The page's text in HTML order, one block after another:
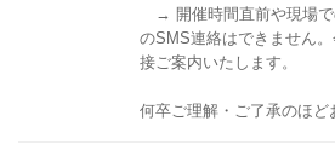
→ 開催時間直前や現場で
のSMS連絡はできません
接ご案内いたします。
何卒ご理解・ご了承のほど